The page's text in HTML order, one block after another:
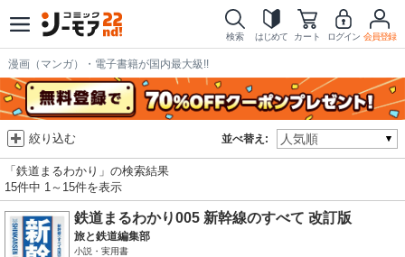
検索 はじめて カート ログイン 会員登録
漫画（マンガ）・電子書籍が国内最大級!!
並べ替え:
絞り込む
「鉄道まるわかり」の検索結果
15件中 1～15件を表示
鉄道まるわかり005 新幹線のすべて 改訂版
旅と鉄道編集部
小説・実用書